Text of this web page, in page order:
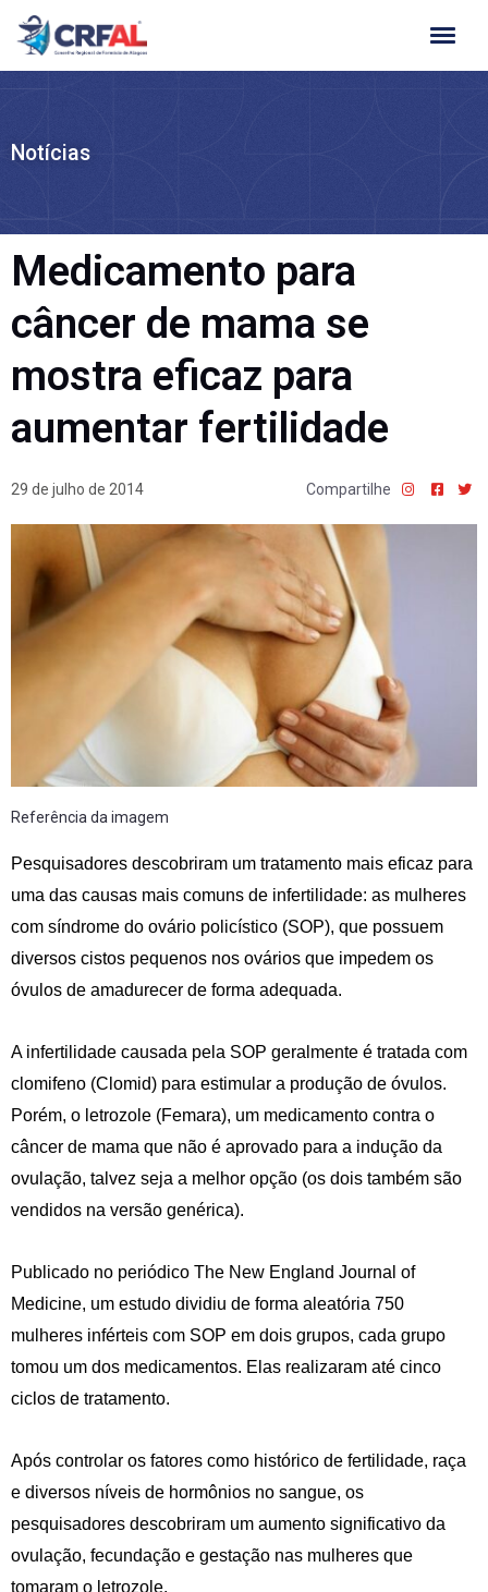
Ir
para
Notícias
Medicamento para
câncer de mama se
mostra eficaz para
aumentar fertilidade
29 de julho de 2014 Compartilhe
Referência da imagem
Pesquisadores descobriram um tratamento mais eficaz para
uma das causas mais comuns de infertilidade: as mulheres
com síndrome do ovário policístico (SOP), que possuem
diversos cistos pequenos nos ovários que impedem os
óvulos de amadurecer de forma adequada.
A infertilidade causada pela SOP geralmente é tratada com
clomifeno (Clomid) para estimular a produção de óvulos.
Porém, o letrozole (Femara), um medicamento contra o
câncer de mama que não é aprovado para a indução da
ovulação, talvez seja a melhor opção (os dois também são
vendidos na versão genérica).
Publicado no periódico The New England Journal of
Medicine, um estudo dividiu de forma aleatória 750
mulheres inférteis com SOP em dois grupos, cada grupo
tomou um dos medicamentos. Elas realizaram até cinco
ciclos de tratamento.
Após controlar os fatores como histórico de fertilidade, raça
e diversos níveis de hormônios no sangue, os
pesquisadores descobriram um aumento significativo da
ovulação, fecundação e gestação nas mulheres que
tomaram o letrozole.